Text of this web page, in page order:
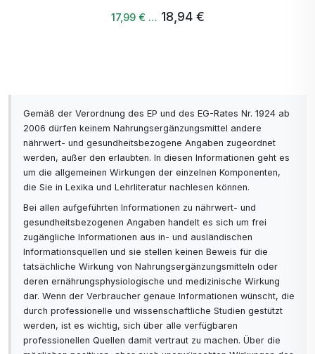
17,99 € … 18,94 €
Gemäß der Verordnung des EP und des EG-Rates Nr. 1924 ab
2006 dürfen keinem Nahrungsergänzungsmittel andere
nährwert- und gesundheitsbezogene Angaben zugeordnet
werden, außer den erlaubten. In diesen Informationen geht es
um die allgemeinen Wirkungen der einzelnen Komponenten,
die Sie in Lexika und Lehrliteratur nachlesen können.
Bei allen aufgeführten Informationen zu nährwert- und
gesundheitsbezogenen Angaben handelt es sich um frei
zugängliche Informationen aus in- und ausländischen
Informationsquellen und sie stellen keinen Beweis für die
tatsächliche Wirkung von Nahrungsergänzungsmitteln oder
deren ernährungsphysiologische und medizinische Wirkung
dar. Wenn der Verbraucher genaue Informationen wünscht, die
durch professionelle und wissenschaftliche Studien gestützt
werden, ist es wichtig, sich über alle verfügbaren
professionellen Quellen damit vertraut zu machen. Über die